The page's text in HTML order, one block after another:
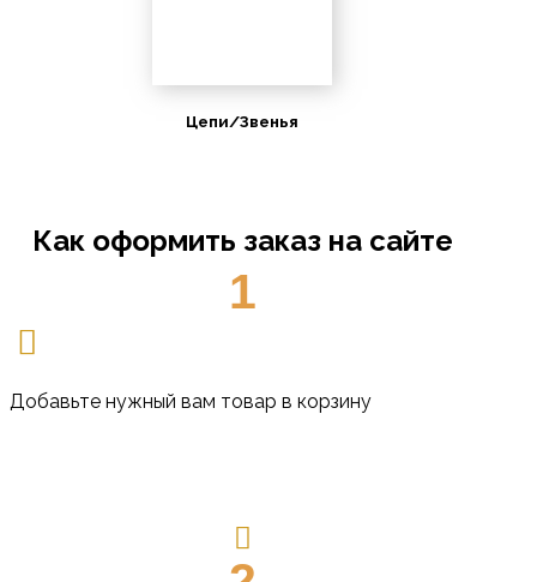
Цепи/Звенья
Как оформить заказ на сайте
1
Добавьте нужный вам товар в корзину